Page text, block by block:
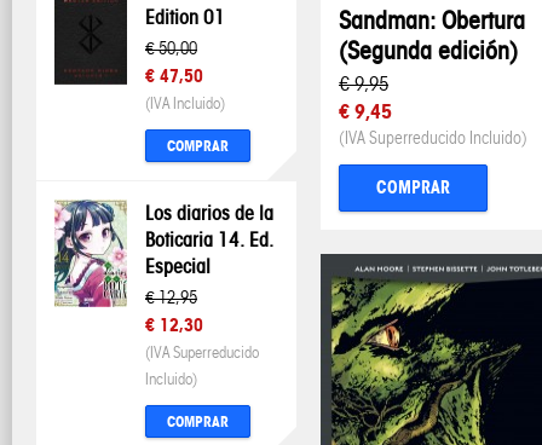
Edition 01
€ 50,00
€ 47,50
(IVA Incluido)
COMPRAR
Los diarios de la
Boticaria 14. Ed.
Especial
€ 12,95
€ 12,30
(IVA Superreducido
Incluido)
COMPRAR
Sandman: Obertura
(Segunda edición)
€ 9,95
€ 9,45
(IVA Superreducido Incluido)
COMPRAR